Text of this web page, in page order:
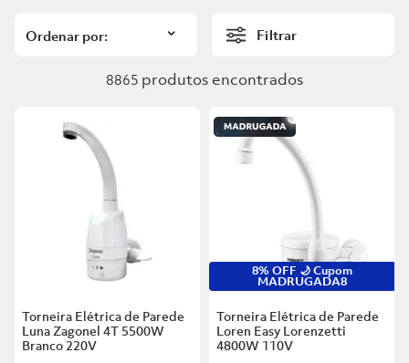
Filtrar
8865 produtos
Torneira Elétrica de Parede
Luna Zagonel 4T 5500W
Branco 220V
8% OFF 🌙 Cupom
MADRUGADA8
Torneira Elétrica de Parede
Loren Easy Lorenzetti
4800W 110V
Piso Ceramico
Telha
Forro Pvc
Janela
2º Chuveiro
Porta
Telha
Forro Pvc
Vaso Sanitário
Rodapé
10º Janela